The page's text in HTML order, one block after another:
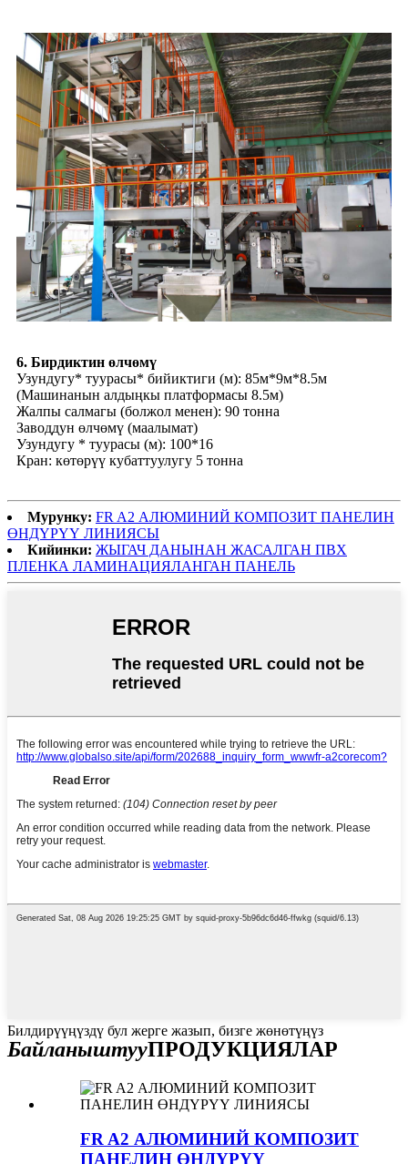
6. Бирдиктин өлчөмү
Узундугу* туурасы* бийиктиги (м): 85м*9м*8.5м
(Машинанын алдыңкы платформасы 8.5м)
Жалпы салмагы (болжол менен): 90 тонна
Заводдун өлчөмү (маалымат)
Узундугу * туурасы (м): 100*16
Кран: көтөрүү кубаттуулугу 5 тонна
Мурунку: FR A2 АЛЮМИНИЙ КОМПОЗИТ ПАНЕЛИН
ӨНДҮРҮҮ ЛИНИЯСЫ
Кийинки: ЖЫГАЧ ДАНЫНАН ЖАСАЛГАН ПВХ
ПЛЕНКА ЛАМИНАЦИЯЛАНГАН ПАНЕЛЬ
Билдирүүңүздү бул жерге жазып, бизге жөнөтүңүз
БайланыштууПРОДУКЦИЯЛАР
FR A2 АЛЮМИНИЙ КОМПОЗИТ
ПАНЕЛИН ӨНДҮРҮҮ